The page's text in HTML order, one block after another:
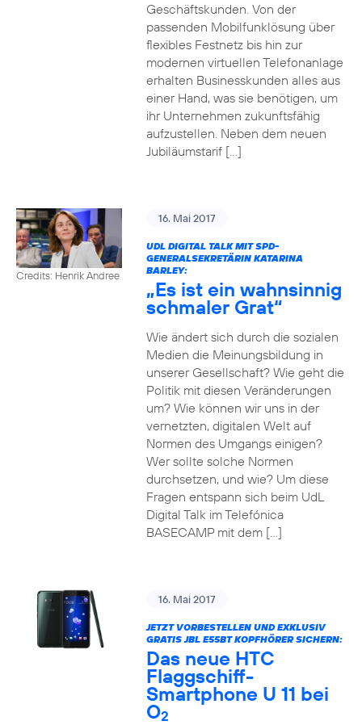
Geschäftskunden. Von der
passenden Mobilfunklösung über
flexibles Festnetz bis hin zur
modernen virtuellen Telefonanlage
erhalten Businesskunden alles aus
einer Hand, was sie benötigen, um
ihr Unternehmen zukunftsfähig
aufzustellen. Neben dem neuen
Jubiläumstarif […]
Credits: Henrik Andree
16. Mai 2017
UDL DIGITAL TALK MIT SPD-
GENERALSEKRETÄRIN KATARINA
BARLEY:
„Es ist ein wahnsinnig
schmaler Grat“
Wie ändert sich durch die sozialen
Medien die Meinungsbildung in
unserer Gesellschaft? Wie geht die
Politik mit diesen Veränderungen
um? Wie können wir uns in der
vernetzten, digitalen Welt auf
Normen des Umgangs einigen?
Wer sollte solche Normen
durchsetzen, und wie? Um diese
Fragen entspann sich beim UdL
Digital Talk im Telefónica
BASECAMP mit dem […]
16. Mai 2017
JETZT VORBESTELLEN UND EXKLUSIV
GRATIS JBL E55BT KOPFHÖRER SICHERN:
Das neue HTC
Flaggschiff-
Smartphone U 11 bei
O2